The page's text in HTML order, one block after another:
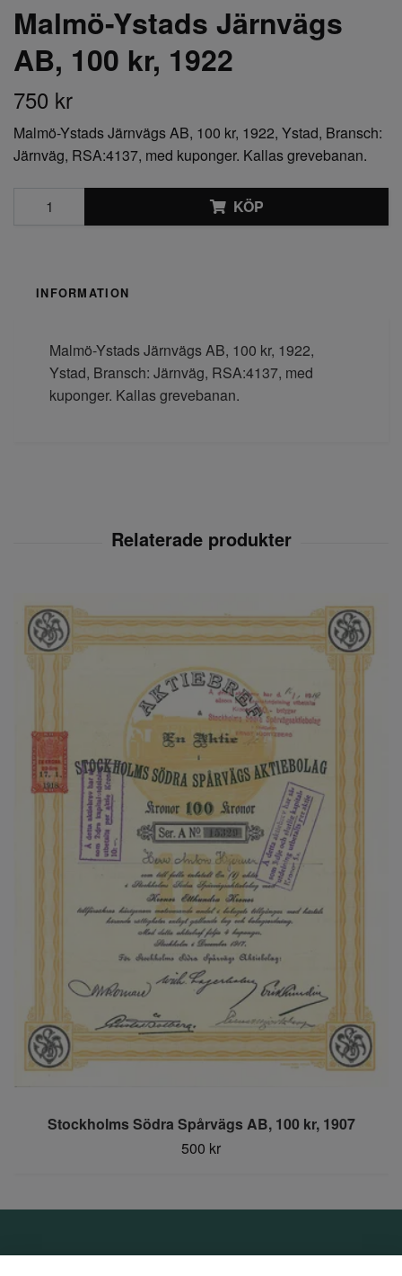
Malmö-Ystads Järnvägs
AB, 100 kr, 1922
750 kr
Malmö-Ystads Järnvägs AB, 100 kr, 1922, Ystad, Bransch:
Järnväg, RSA:4137, med kuponger. Kallas grevebanan.
KÖP
INFORMATION
Malmö-Ystads Järnvägs AB, 100 kr, 1922,
Ystad, Bransch: Järnväg, RSA:4137, med
kuponger. Kallas grevebanan.
Stockholms Södra Spårvägs AB, 100 kr, 1907
500 kr